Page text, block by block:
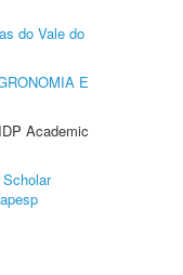
do Vale do
E
Academic